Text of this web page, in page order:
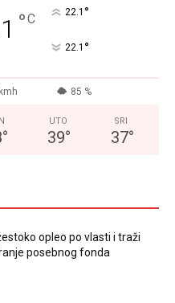
°C 22.1 °
22.1 °
85 %
°
UTO
39°
SRI
37°
opleo po vlasti i traži
posebnog fonda